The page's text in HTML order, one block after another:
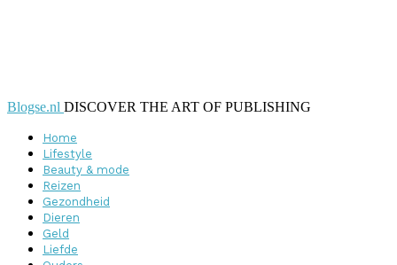
Blogse.nl DISCOVER THE ART OF PUBLISHING
Home
Lifestyle
Beauty & mode
Reizen
Gezondheid
Dieren
Geld
Liefde